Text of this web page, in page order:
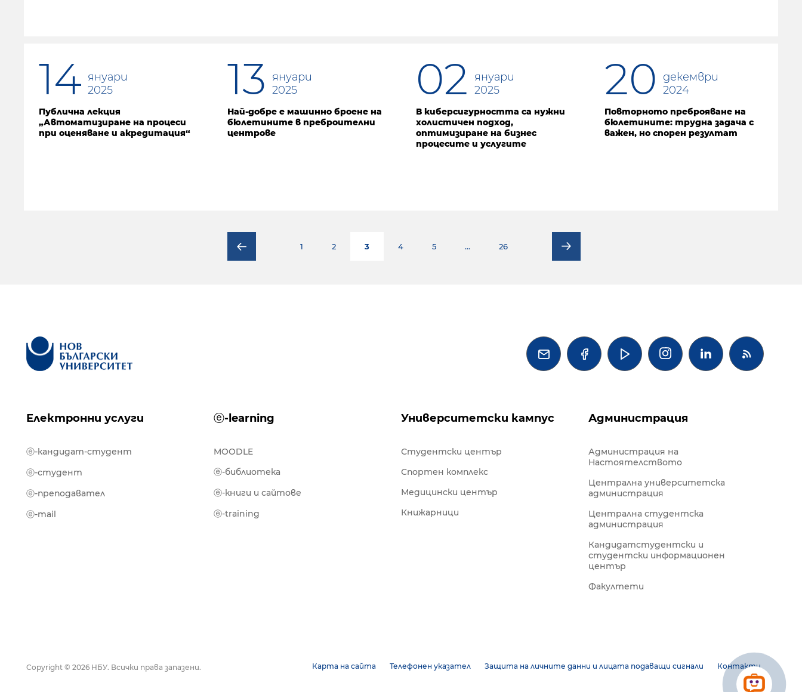
14 януари
2025
Публична лекция
„Автоматизиране на процеси
при оценяване и акредитация“
13
януари
2025
Най-добре е машинно броене на
бюлетините в преброителни
центрове
02
януари
2025
В киберсигурността са нужни
холистичен подход,
оптимизиране на бизнес
процесите и услугите
20
декември
2024
Повторното преброяване на
бюлетините: трудна задача с
важен, но спорен резултат
1 2 3 4 5 ... 26
   
Електронни услуги ⓔ-learning Университетски кампус Администрация
ⓔ-кандидат-студент
ⓔ-студент
ⓔ-преподавател
ⓔ-mail
MOODLE
ⓔ-библиотека
ⓔ-книги и сайтове
ⓔ-training
Студентски център
Спортен комплекс
Медицински център
Книжарници
Администрация на
Настоятелството
Централна университетска
администрация
Централна студентска
администрация
Кандидатстудентски и
студентски информационен
център
Факултети
Карта на сайта Телефонен указател Защита на личните данни и лицата подаващи сигнали Контакти
Copyright © 2026 НБУ. Всички права запазени.